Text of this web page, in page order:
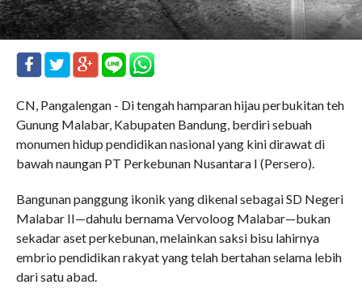
CN, Pangalengan - Di tengah hamparan hijau perbukitan teh
Gunung Malabar, Kabupaten Bandung, berdiri sebuah
monumen hidup pendidikan nasional yang kini dirawat di
bawah naungan PT Perkebunan Nusantara I (Persero).
Bangunan panggung ikonik yang dikenal sebagai SD Negeri
Malabar II—dahulu bernama Vervoloog Malabar—bukan
sekadar aset perkebunan, melainkan saksi bisu lahirnya
embrio pendidikan rakyat yang telah bertahan selama lebih
dari satu abad.